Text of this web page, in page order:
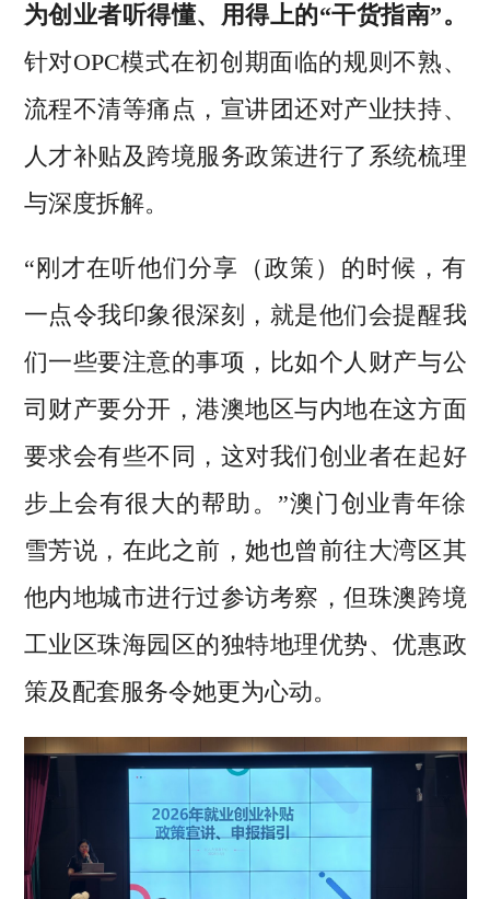
为创业者听得懂、用得上的“干货指南”。
针对OPC模式在初创期面临的规则不熟、
流程不清等痛点，宣讲团还对产业扶持、
人才补贴及跨境服务政策进行了系统梳理
与深度拆解。
“刚才在听他们分享（政策）的时候，有
一点令我印象很深刻，就是他们会提醒我
们一些要注意的事项，比如个人财产与公
司财产要分开，港澳地区与内地在这方面
要求会有些不同，这对我们创业者在起好
步上会有很大的帮助。”澳门创业青年徐
雪芳说，在此之前，她也曾前往大湾区其
他内地城市进行过参访考察，但珠澳跨境
工业区珠海园区的独特地理优势、优惠政
策及配套服务令她更为心动。